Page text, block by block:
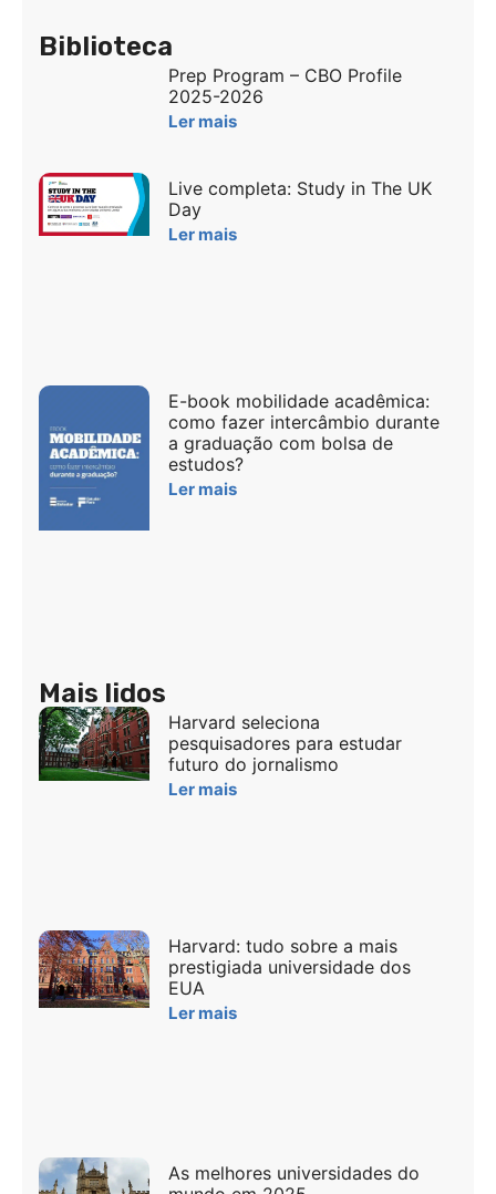
Biblioteca
Prep Program – CBO Profile
2025-2026
Ler mais
Live completa: Study in The UK
Day
Ler mais
E-book mobilidade acadêmica:
como fazer intercâmbio durante
a graduação com bolsa de
estudos?
Ler mais
Mais lidos
Harvard seleciona
pesquisadores para estudar
futuro do jornalismo
Ler mais
Harvard: tudo sobre a mais
prestigiada universidade dos
EUA
Ler mais
As melhores universidades do